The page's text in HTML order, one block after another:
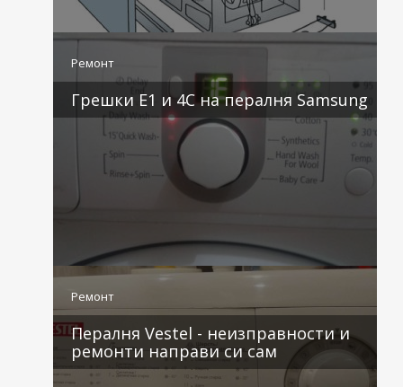
Ремонт
Грешки E1 и 4C на пералня Samsung
Ремонт
Пералня Vestel - неизправности и
ремонти направи си сам